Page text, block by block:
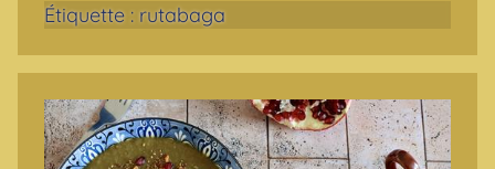
Étiquette : rutabaga